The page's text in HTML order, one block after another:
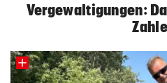
Vergewaltigungen: